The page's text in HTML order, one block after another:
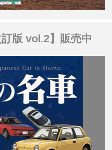
訂版 vol.2】販売中